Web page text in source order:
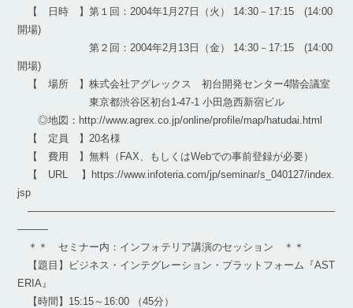
【 日時 】第１回：2004年1月27日（火） 14:30－17:15 (14:00
開場)
第２回：2004年2月13日（金） 14:30－17:15 (14:00
開場)
【 場所 】株式会社アグレックス 初台開発センター4階会議室
東京都渋谷区初台1-47-1 小田急西新宿ビル
◎地図：http://www.agrex.co.jp/online/profile/map/hatudai.html
【 定員 】20名様
【 費用 】無料（FAX、もしくはWebでの事前登録が必要）
【 URL 】https://www.infoteria.com/jp/seminar/s_040127/index.
jsp
――――――――――――――――――――――――――――――
―――
＊＊ セミナー内：インフォテリア講演のセッション ＊＊
【題目】ビジネス・インテグレーション・プラットフォーム『AST
ERIA』
【時間】15:15～16:00 （45分）